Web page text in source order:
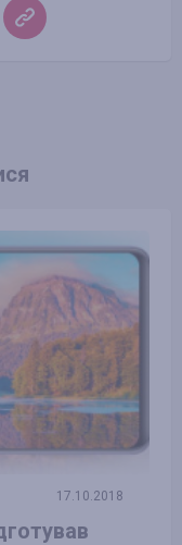
17.10.2018